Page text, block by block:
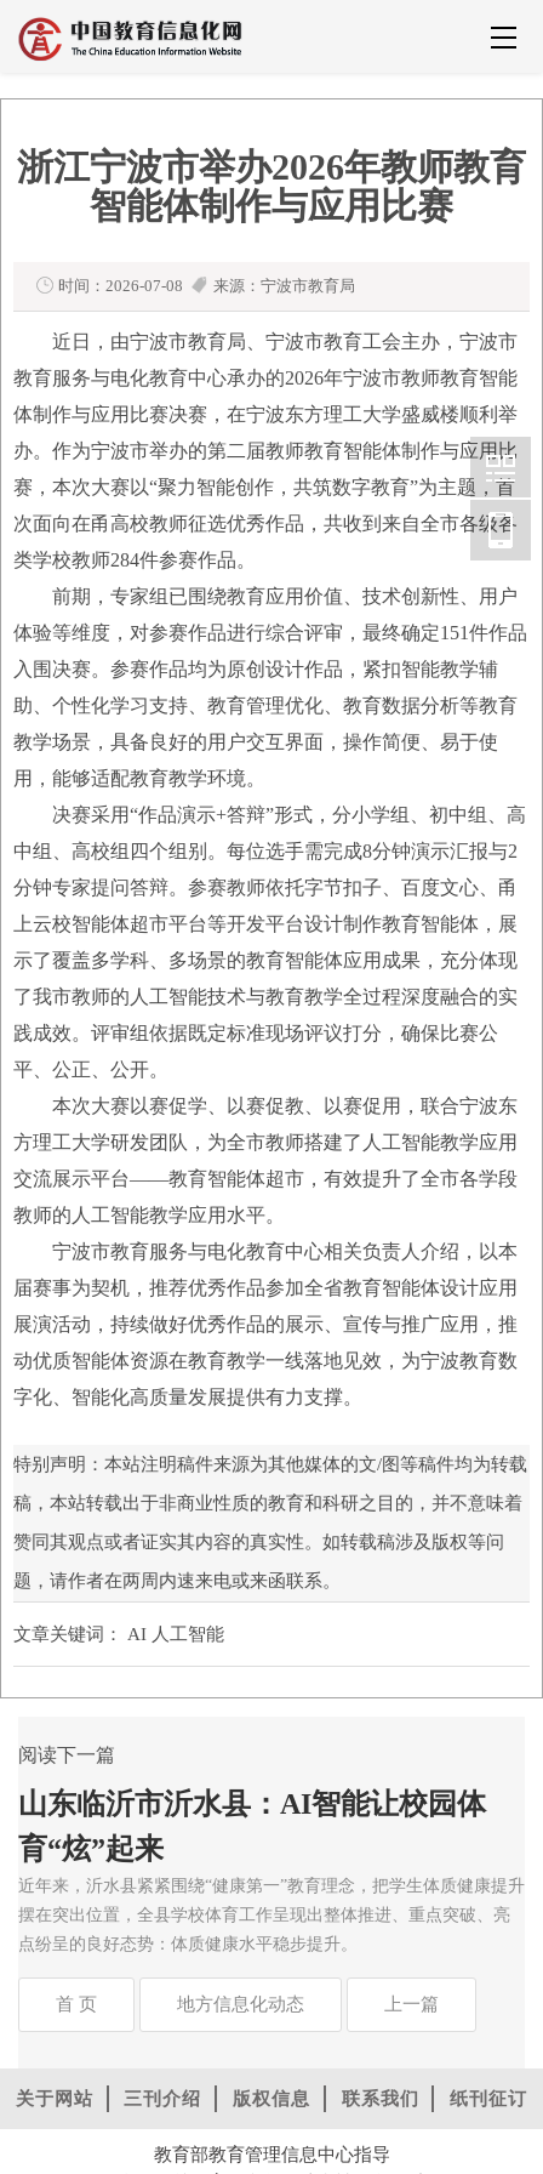
浙江宁波市举办2026年教师教育
智能体制作与应用比赛
时间：2026-07-08 来源：宁波市教育局
近日，由宁波市教育局、宁波市教育工会主办，宁波市
教育服务与电化教育中心承办的2026年宁波市教师教育智能
体制作与应用比赛决赛，在宁波东方理工大学盛威楼顺利举
办。作为宁波市举办的第二届教师教育智能体制作与应用比
赛，本次大赛以“聚力智能创作，共筑数字教育”为主题，首
次面向在甬高校教师征选优秀作品，共收到来自全市各级各
类学校教师284件参赛作品。
前期，专家组已围绕教育应用价值、技术创新性、用户
体验等维度，对参赛作品进行综合评审，最终确定151件作品
入围决赛。参赛作品均为原创设计作品，紧扣智能教学辅
助、个性化学习支持、教育管理优化、教育数据分析等教育
教学场景，具备良好的用户交互界面，操作简便、易于使
用，能够适配教育教学环境。
决赛采用“作品演示+答辩”形式，分小学组、初中组、高
中组、高校组四个组别。每位选手需完成8分钟演示汇报与2
分钟专家提问答辩。参赛教师依托字节扣子、百度文心、甬
上云校智能体超市平台等开发平台设计制作教育智能体，展
示了覆盖多学科、多场景的教育智能体应用成果，充分体现
了我市教师的人工智能技术与教育教学全过程深度融合的实
践成效。评审组依据既定标准现场评议打分，确保比赛公
平、公正、公开。
本次大赛以赛促学、以赛促教、以赛促用，联合宁波东
方理工大学研发团队，为全市教师搭建了人工智能教学应用
交流展示平台——教育智能体超市，有效提升了全市各学段
教师的人工智能教学应用水平。
宁波市教育服务与电化教育中心相关负责人介绍，以本
届赛事为契机，推荐优秀作品参加全省教育智能体设计应用
展演活动，持续做好优秀作品的展示、宣传与推广应用，推
动优质智能体资源在教育教学一线落地见效，为宁波教育数
字化、智能化高质量发展提供有力支撑。
特别声明：本站注明稿件来源为其他媒体的文/图等稿件均为转载
稿，本站转载出于非商业性质的教育和科研之目的，并不意味着
赞同其观点或者证实其内容的真实性。如转载稿涉及版权等问
题，请作者在两周内速来电或来函联系。
文章关键词： AI 人工智能
阅读下一篇
山东临沂市沂水县：AI智能让校园体
育“炫”起来
近年来，沂水县紧紧围绕“健康第一”教育理念，把学生体质健康提升
摆在突出位置，全县学校体育工作呈现出整体推进、重点突破、亮
点纷呈的良好态势：体质健康水平稳步提升。
首 页 地方信息化动态 上一篇
关于网站 三刊介绍 版权信息 联系我们 纸刊征订
教育部教育管理信息中心指导